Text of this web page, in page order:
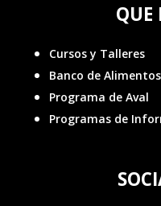
QUE
Cursos y Talleres
Banco de Alimentos
Programa de Aval
Programas de